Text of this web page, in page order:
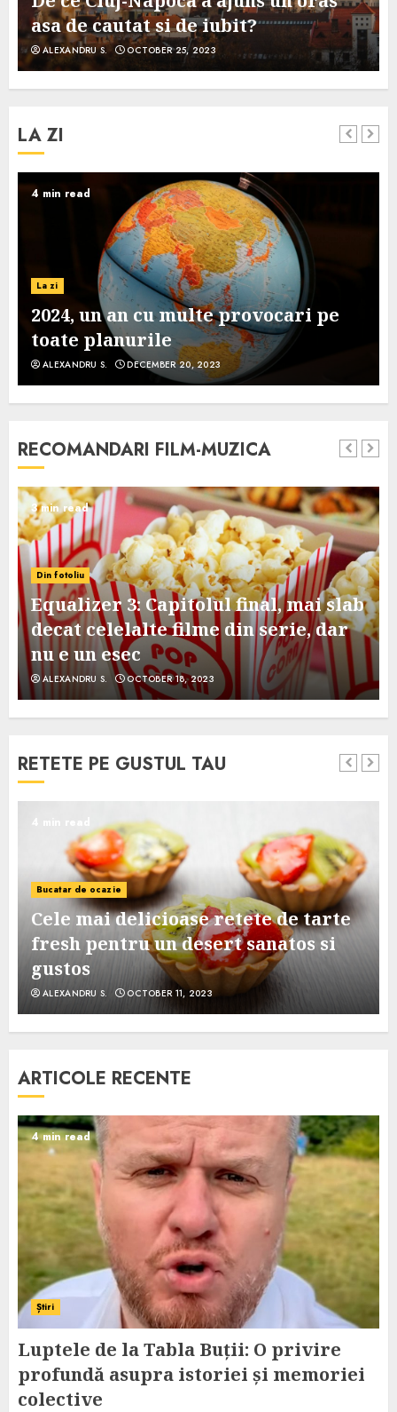
asa de cautat si de iubit?
ALEXANDRU S. OCTOBER 25, 2023
LA ZI
4 min read
La zi
2024, un an cu multe provocari pe
toate planurile
ALEXANDRU S. DECEMBER 20, 2023
RECOMANDARI FILM-MUZICA
3 min read
Din fotoliu
Equalizer 3: Capitolul final, mai slab
decat celelalte filme din serie, dar
nu e un esec
ALEXANDRU S. OCTOBER 18, 2023
RETETE PE GUSTUL TAU
4 min read
Bucatar de ocazie
Cele mai delicioase retete de tarte
fresh pentru un desert sanatos si
gustos
ALEXANDRU S. OCTOBER 11, 2023
ARTICOLE RECENTE
4 min read
Știri
Luptele de la Tabla Buții: O privire
profundă asupra istoriei și memoriei
colective